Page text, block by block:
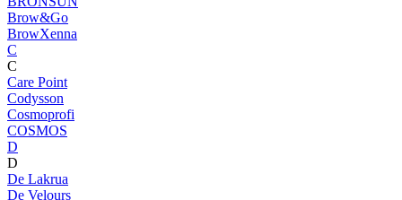
Brow&Go
BrowXenna
C
C
Care Point
Codysson
Cosmoprofi
COSMOS
D
D
De Lakrua
De Velours